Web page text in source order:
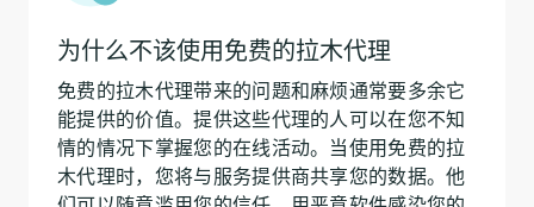
为什么不该使用免费的拉木代理
免费的拉木代理带来的问题和麻烦通常要多余它
能提供的价值。提供这些代理的人可以在您不知
情的情况下掌握您的在线活动。当使用免费的拉
木代理时，您将与服务提供商共享您的数据。他